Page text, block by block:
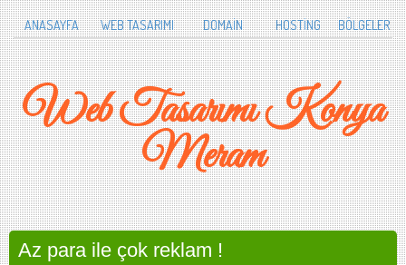
ANASAYFA WEB TASARIMI DOMAİN HOSTİNG BÖLGELER
Web Tasarımı Konya
Meram
Az para ile çok reklam !